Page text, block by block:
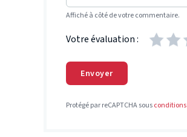
Affiché à côté de votre commentaire.
Votre évaluation :
Envoyer
Protégé par reCAPTCHA sousconditions